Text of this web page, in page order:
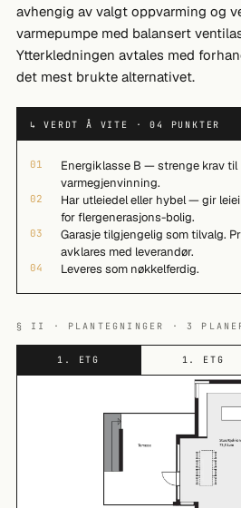
avhengig av valgt oppvarming og
varmepumpe med balansert
Ytterkledningen avtales med
det mest brukte alternativet.
↳ VERDT Å VITE · 04 PUNKTER
01
Energiklasse B — strenge krav til
varmegjenvinning.
02
Har utleiedel eller hybel — gir
for flergenerasjons-bolig.
03
Garasje tilgjengelig som tilvalg.
avklares med leverandør.
04 Leveres som nøkkelferdig.
§ II · PLANTEGNINGER · 3
1. ETG 1. ETG